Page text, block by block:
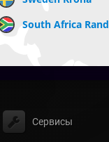
South Africa Rand
Сервисы